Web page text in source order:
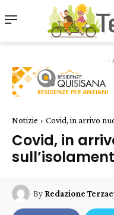
-
Notizie Covid, in arrivo
Covid, in
By Redazione